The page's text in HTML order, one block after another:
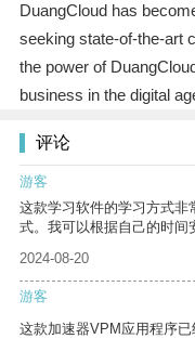
DuangCloud has
seeking state-of-the-art
the power of
business in the digital
评论
游客
这款学习软件的学习方式非
式。我可以根据自己的时间
2024-08-20
游客
这款加速器VPM应用程序已